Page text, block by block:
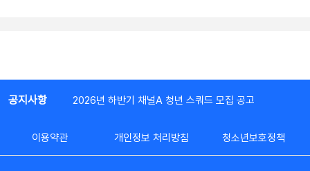
공지사항 2026년 하반기 채널A 청년 스쿼드 모집 공고
이용약관 개인정보 처리방침 청소년보호정책